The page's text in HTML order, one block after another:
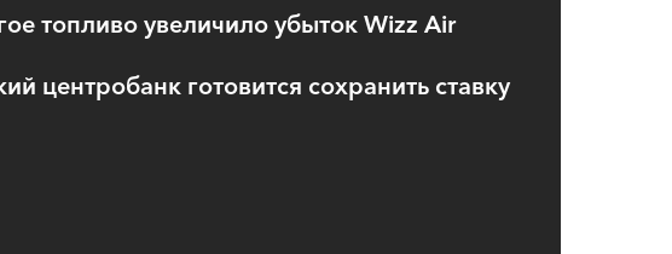
топливо увеличило убыток Wizz Air
центробанк готовится сохранить ставку